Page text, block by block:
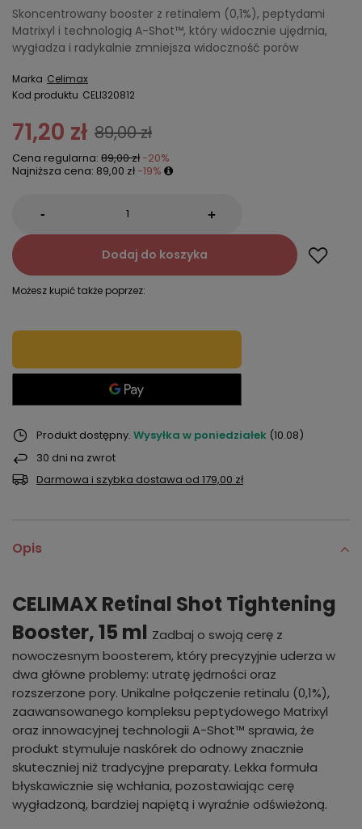
Skoncentrowany booster z retinalem (0,1%), peptydami
Matrixyl i technologią A-Shot™, który widocznie ujędrnia,
wygładza i radykalnie zmniejsza widoczność porów
Marka Celimax
Kod produktu CELI320812
71,20 zł 89,00 zł
Cena regularna: 89,00 zł -20%
Najniższa cena: 89,00 zł -19%
- +
Dodaj do koszyka
Możesz kupić także poprzez:
Produkt dostępny Wysyłka w poniedziałek (10.08)
30 dni na zwrot
Darmowa i szybka dostawa od 179,00 zł
Opis
CELIMAX Retinal Shot Tightening
Booster, 15 ml Zadbaj o swoją cerę z
nowoczesnym boosterem, który precyzyjnie uderza w
dwa główne problemy: utratę jędrności oraz
rozszerzone pory. Unikalne połączenie retinalu (0,1%),
zaawansowanego kompleksu peptydowego Matrixyl
oraz innowacyjnej technologii A-Shot™ sprawia, że
produkt stymuluje naskórek do odnowy znacznie
skuteczniej niż tradycyjne preparaty. Lekka formuła
błyskawicznie się wchłania, pozostawiając cerę
wygładzoną, bardziej napiętą i wyraźnie odświeżoną.